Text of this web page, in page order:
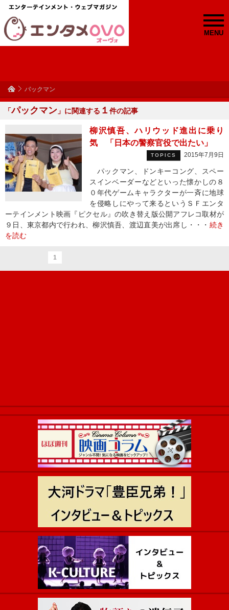
MENU
パックマン
「パックマン 」に関連する １ 件の記事
柳沢慎吾、ハリウッド進出に乗り
気 「日本の警察官役で出たい」
TOPICS 2015年7月9日
パックマン、ドンキーコング、スペー
スインベーダーなどといった懐かしの８
０年代ゲームキャラクターが一斉に地球
を侵略しにやって来るというＳＦエンタ
ーテインメント映画『ピクセル』の吹き替え版公開アフレコ取材が
９日、東京都内で行われ、柳沢慎吾、渡辺直美が出席し・・・ 続き
を読む
1